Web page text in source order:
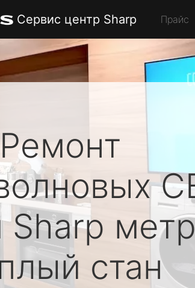
Сервис центр Sharp Прайс
Ремонт
Sharp
стан